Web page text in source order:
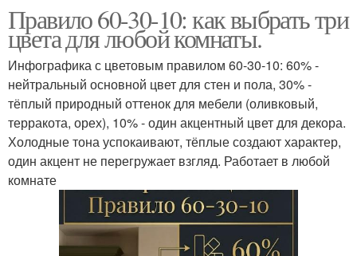
Правило 60-30-10: как выбрать три
цвета для любой комнаты.
Инфографика с цветовым правилом 60-30-10: 60% -
нейтральный основной цвет для стен и пола, 30% -
тёплый природный оттенок для мебели (оливковый,
терракота, орех), 10% - один акцентный цвет для декора.
Холодные тона успокаивают, тёплые создают характер,
один акцент не перегружает взгляд. Работает в любой
комнате